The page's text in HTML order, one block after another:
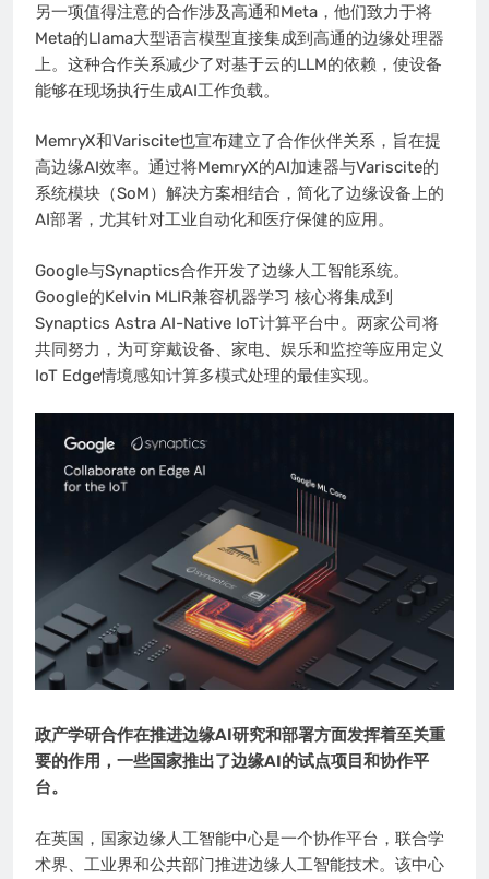
另一项值得注意的合作涉及高通和Meta，他们致力于将
Meta的Llama大型语言模型直接集成到高通的边缘处理器
上。这种合作关系减少了对基于云的LLM的依赖，使设备
能够在现场执行生成AI工作负载。
MemryX和Variscite也宣布建立了合作伙伴关系，旨在提
高边缘AI效率。通过将MemryX的AI加速器与Variscite的
系统模块（SoM）解决方案相结合，简化了边缘设备上的
AI部署，尤其针对工业自动化和医疗保健的应用。
Google与Synaptics合作开发了边缘人工智能系统。
Google的Kelvin MLIR兼容机器学习 核心将集成到
Synaptics Astra AI-Native IoT计算平台中。两家公司将
共同努力，为可穿戴设备、家电、娱乐和监控等应用定义
IoT Edge情境感知计算多模式处理的最佳实现。
政产学研合作在推进边缘AI研究和部署方面发挥着至关重
要的作用，一些国家推出了边缘AI的试点项目和协作平
台。
在英国，国家边缘人工智能中心是一个协作平台，联合学
术界、工业界和公共部门推进边缘人工智能技术。该中心